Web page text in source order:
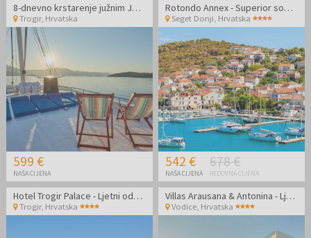
8-dnevno krstarenje južnim Jadranom - Polazak iz Trogira
Trogir, Hrvatska
599 €
NAŠA CIJENA
Rotondo Annex - Superior soba - Ljeto u Dalmaciji
Seget Donji Hrvatska
542 €
NAŠA CIJENA
678 €
REDOVNA CIJENA
Hotel Trogir Palace - Ljetni odmor u Dalmaciji
Trogir, Hrvatska
Villas Arausana & Antonina - Ljeto uz more - Posebna akcija
Vodice Hrvatska